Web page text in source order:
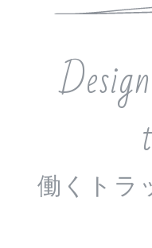
働くトラ